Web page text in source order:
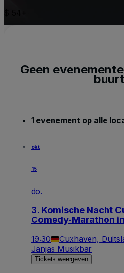
Geen
buurt
1 evenement op alle
okt
15
do.
3. Komische Nacht
Comedy-Marathon
19:30 Cuxhaven,
Janjas Musikbar
Tickets weergeven